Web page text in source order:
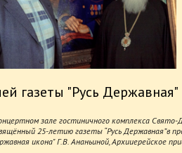
газеты "Русь Державная"
зале гостиничного комплекса
25-летию газеты “Русь Державная”в
икона" Г.В. Ананьиной, Архииерейское